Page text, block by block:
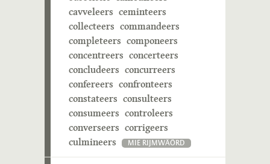
cavveleers ceminteers
collecteers commandeers
completeers componeers
concentreers concerteers
concludeers concurreers
confereers confronteers
constateers consulteers
consumeers controleers
converseers corrigeers
culmineers
MIE RIJMWÄÖRD